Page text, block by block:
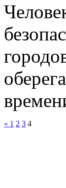
« 1 2 3 4